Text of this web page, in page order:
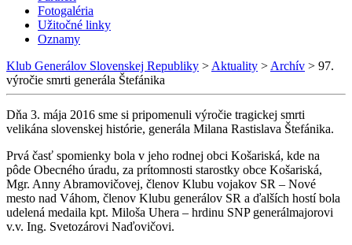
Fotogaléria
Užitočné linky
Oznamy
Klub Generálov Slovenskej Republiky > Aktuality > Archív > 97.
výročie smrti generála Štefánika
Dňa 3. mája 2016 sme si pripomenuli výročie tragickej smrti
velikána slovenskej histórie, generála Milana Rastislava Štefánika.
Prvá časť spomienky bola v jeho rodnej obci Košariská, kde na
pôde Obecného úradu, za prítomnosti starostky obce Košariská,
Mgr. Anny Abramovičovej, členov Klubu vojakov SR – Nové
mesto nad Váhom, členov Klubu generálov SR a ďalších hostí bola
udelená medaila kpt. Miloša Uhera – hrdinu SNP generálmajorovi
v.v. Ing. Svetozárovi Naďovičovi.